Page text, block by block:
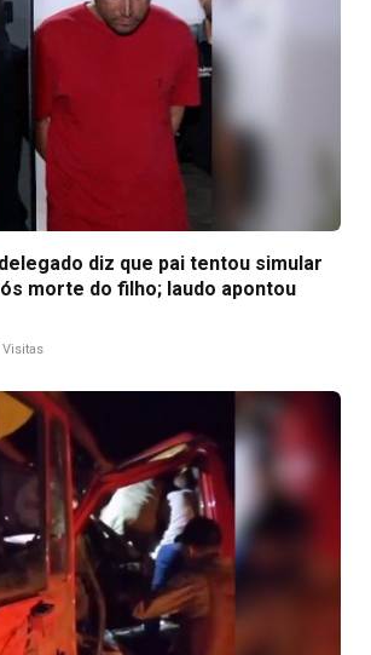
diz que pai tentou simular
morte do filho; laudo apontou
Visitas